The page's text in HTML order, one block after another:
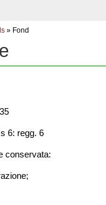
» Fond
6: regg. 6
conservata: